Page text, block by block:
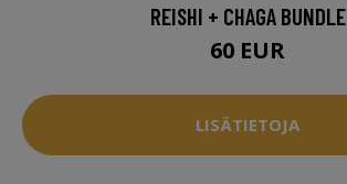
REISHI + CHAGA BUNDLE
60 EUR
LISÄTIETOJA